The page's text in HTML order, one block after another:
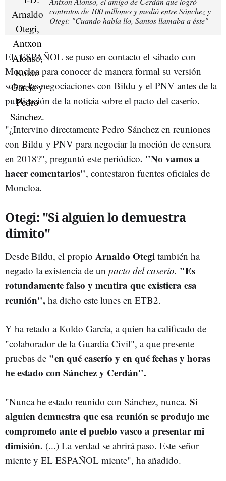
contratos de 100 millones y medió entre Sánchez y
Otegi: "Cuando había lío, Santos llamaba a éste"
EL ESPAÑOL se puso en contacto el sábado con
Moncloa para conocer de manera formal su versión
sobre las negociaciones con Bildu y el PNV antes de la
publicación de la noticia sobre el pacto del caserío.
"¿Intervino directamente Pedro Sánchez en reuniones
con Bildu y PNV para negociar la moción de censura
en 2018?", preguntó este periódico. "No vamos a
hacer comentarios", contestaron fuentes oficiales de
Moncloa.
Otegi: "Si alguien lo demuestra
dimito"
Desde Bildu, el propio Arnaldo Otegi también ha
negado la existencia de un pacto del caserío. "Es
rotundamente falso y mentira que existiera esa
reunión", ha dicho este lunes en ETB2.
Y ha retado a Koldo García, a quien ha calificado de
"colaborador de la Guardia Civil", a que presente
pruebas de "en qué caserío y en qué fechas y horas
he estado con Sánchez y Cerdán".
"Nunca he estado reunido con Sánchez, nunca. Si
alguien demuestra que esa reunión se produjo me
comprometo ante el pueblo vasco a presentar mi
dimisión. (...) La verdad se abrirá paso. Este señor
miente y EL ESPAÑOL miente", ha añadido.